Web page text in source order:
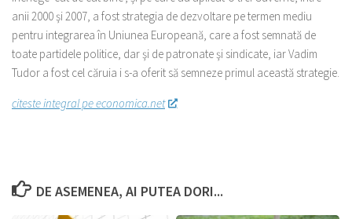
anii 2000 şi 2007, a fost strategia de dezvoltare pe termen mediu
pentru integrarea în Uniunea Europeană, care a fost semnată de
toate partidele politice, dar şi de patronate şi sindicate, iar Vadim
Tudor a fost cel căruia i s-a oferit să semneze primul această strategie.
citeste integral pe economica.net
DE ASEMENEA, AI PUTEA DORI...